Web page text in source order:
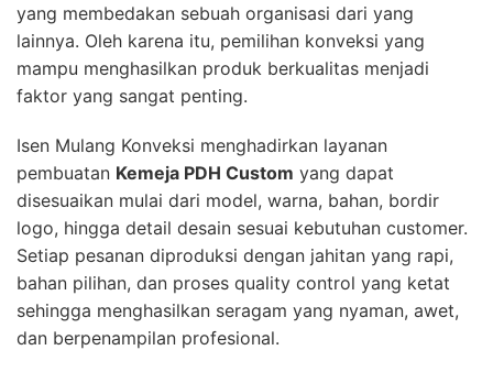
yang membedakan sebuah organisasi dari yang
lainnya. Oleh karena itu, pemilihan konveksi yang
mampu menghasilkan produk berkualitas menjadi
faktor yang sangat penting.
Isen Mulang Konveksi menghadirkan layanan
pembuatan Kemeja PDH Custom yang dapat
disesuaikan mulai dari model, warna, bahan, bordir
logo, hingga detail desain sesuai kebutuhan customer.
Setiap pesanan diproduksi dengan jahitan yang rapi,
bahan pilihan, dan proses quality control yang ketat
sehingga menghasilkan seragam yang nyaman, awet,
dan berpenampilan profesional.